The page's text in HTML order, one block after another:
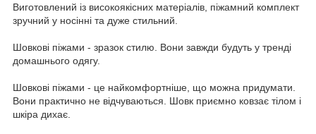
Виготовлений із високоякісних матеріалів, піжамний комплект
зручний у носінні та дуже стильний.
Шовкові піжами - зразок стилю. Вони завжди будуть у тренді
домашнього одягу.
Шовкові піжами - це найкомфортніше, що можна придумати.
Вони практично не відчуваються. Шовк приємно ковзає тілом і
шкіра дихає.